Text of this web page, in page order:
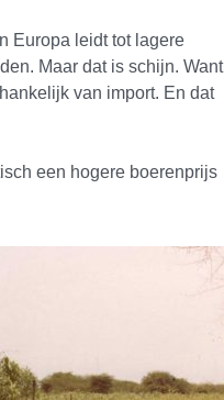
Europa leidt tot lagere
Maar dat is schijn. Want
van import. En dat
een hogere boerenprijs